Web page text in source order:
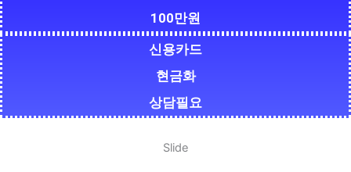
100만원
신용카드
현금화
상담필요
Slide